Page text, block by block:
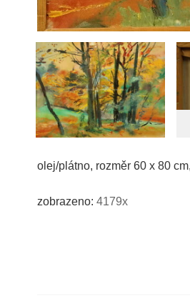
olej/plátno, rozměr 60 x 80
zobrazeno: 4179x